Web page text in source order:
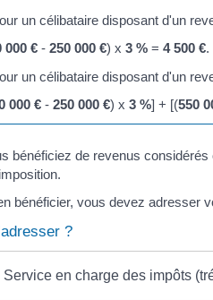
un célibataire disposant d'un
000 € -250 000 €) x3 % =4 500 €.
un célibataire disposant d'un
000 € -250 000 €) x3 %] + [(550
bénéficiez de revenus
bénéficier, vous devez adresser
?
Service en charge des impôts